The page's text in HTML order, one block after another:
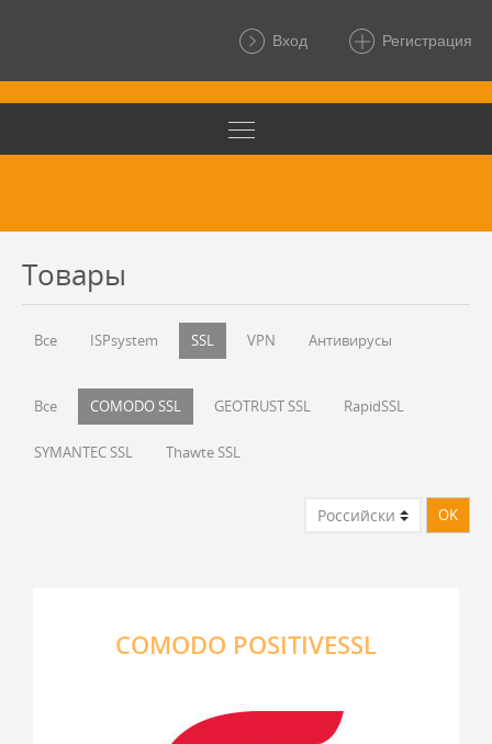
Вход Регистрация
Товары
Все ISPsystem SSL VPN Антивирусы
Все COMODO SSL GEOTRUST SSL RapidSSL
SYMANTEC SSL Thawte SSL
COMODO POSITIVESSL